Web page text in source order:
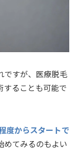
ですが、医療脱毛
することも可能で
度からスタートで
めてみるのもよい